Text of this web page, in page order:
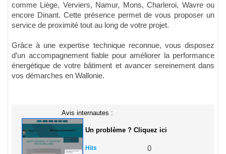
comme Liège, Verviers, Namur, Mons, Charleroi, Wavre ou
encore Dinant. Cette présence permet de vous proposer un
service de proximité tout au long de votre projet.
Grâce à une expertise technique reconnue, vous disposez
d’un accompagnement fiable pour améliorer la performance
énergétique de votre bâtiment et avancer sereinement dans
vos démarches en Wallonie.
Avis internautes :
Un problème ? Cliquez ici
Hits 0